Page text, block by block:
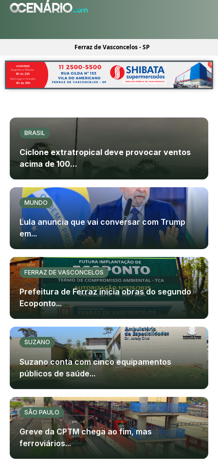
Ferraz de Vasconcelos - SP
BRASIL
Ciclone extratropical deve provocar ventos
acima de 100...
MUNDO
Lula anuncia que vai conversar com Trump
em...
FERRAZ DE VASCONCELOS
Prefeitura de Ferraz inicia obras do segundo
Ecoponto...
SUZANO
Suzano conta com cinco equipamentos
públicos de saúde...
SÃO PAULO
Greve da CPTM chega ao fim, mas
ferroviários...